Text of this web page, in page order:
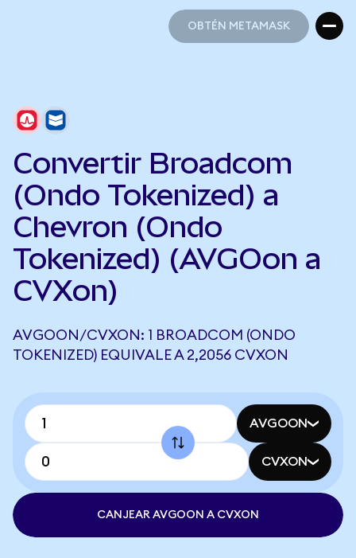
OBTÉN METAMASK
Convertir Broadcom
(Ondo Tokenized) a
Chevron (Ondo
Tokenized) (AVGOon a
CVXon)
AVGOON/CVXON: 1 BROADCOM (ONDO
TOKENIZED) EQUIVALE A 2,2056 CVXON
AVGOON
CVXON
CANJEAR AVGOON A CVXON